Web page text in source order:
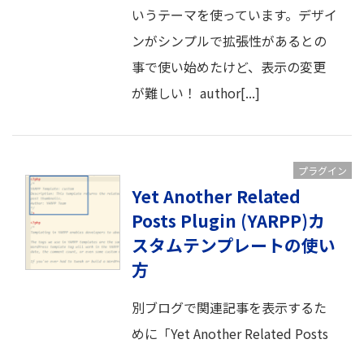
いうテーマを使っています。デザイ
ンがシンプルで拡張性があるとの
事で使い始めたけど、表示の変更
が難しい！ author[...]
Yet Another Related
Posts Plugin (YARPP)カ
スタムテンプレートの使い
方
別ブログで関連記事を表示するた
めに「Yet Another Related Posts
プラグイン